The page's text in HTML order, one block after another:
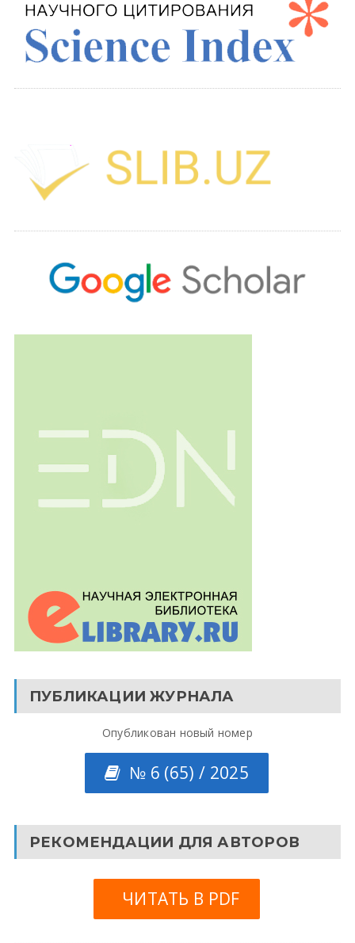
ПУБЛИКАЦИИ ЖУРНАЛА
Опубликован новый номер
№ 6 (65) / 2025
РЕКОМЕНДАЦИИ ДЛЯ АВТОРОВ
ЧИТАТЬ В PDF